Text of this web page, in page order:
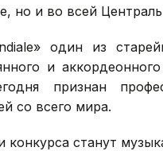
но и во всей
один из
и
признан
со всего мира.
конкурса станут